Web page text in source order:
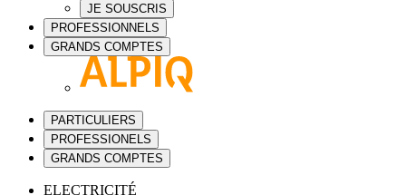
JE SOUSCRIS
PROFESSIONNELS
GRANDS COMPTES
PARTICULIERS
PROFESSIONELS
GRANDS COMPTES
ELECTRICITÉ